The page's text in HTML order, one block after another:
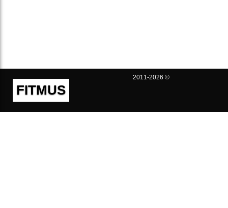
FITMUS
2011-2026 ©